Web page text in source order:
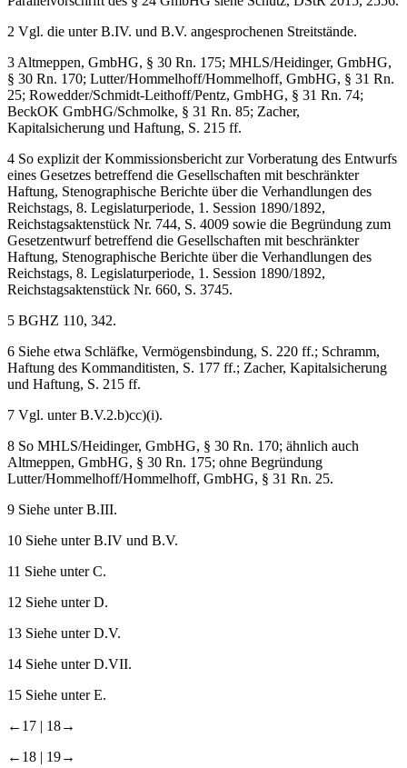
2 Vgl. die unter B.IV. und B.V. angesprochenen Streitstände.
3 Altmeppen, GmbHG, § 30 Rn. 175; MHLS/Heidinger, GmbHG,
§ 30 Rn. 170; Lutter/Hommelhoff/Hommelhoff, GmbHG, § 31 Rn.
25; Rowedder/Schmidt-Leithoff/Pentz, GmbHG, § 31 Rn. 74;
BeckOK GmbHG/Schmolke, § 31 Rn. 85; Zacher,
Kapitalsicherung und Haftung, S. 215 ff.
4 So explizit der Kommissionsbericht zur Vorberatung des Entwurfs
eines Gesetzes betreffend die Gesellschaften mit beschränkter
Haftung, Stenographische Berichte über die Verhandlungen des
Reichstags, 8. Legislaturperiode, 1. Session 1890/1892,
Reichstagsaktenstück Nr. 744, S. 4009 sowie die Begründung zum
Gesetzentwurf betreffend die Gesellschaften mit beschränkter
Haftung, Stenographische Berichte über die Verhandlungen des
Reichstags, 8. Legislaturperiode, 1. Session 1890/1892,
Reichstagsaktenstück Nr. 660, S. 3745.
5 BGHZ 110, 342.
6 Siehe etwa Schläfke, Vermögensbindung, S. 220 ff.; Schramm,
Haftung des Kommanditisten, S. 177 ff.; Zacher, Kapitalsicherung
und Haftung, S. 215 ff.
7 Vgl. unter B.V.2.b)cc)(i).
8 So MHLS/Heidinger, GmbHG, § 30 Rn. 170; ähnlich auch
Altmeppen, GmbHG, § 30 Rn. 175; ohne Begründung
Lutter/Hommelhoff/Hommelhoff, GmbHG, § 31 Rn. 25.
9 Siehe unter B.III.
10 Siehe unter B.IV und B.V.
11 Siehe unter C.
12 Siehe unter D.
13 Siehe unter D.V.
14 Siehe unter D.VII.
15 Siehe unter E.
←17 | 18→
←18 | 19→